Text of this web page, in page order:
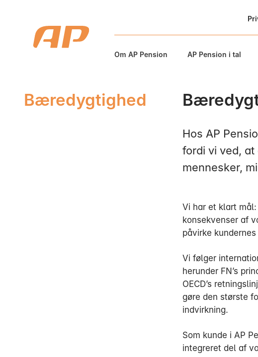
Om AP Pension AP Pension i tal
Bæredygtighed
Hos AP
fordi vi ved,
mennesker,
Vi har et klart
konsekvenser af
påvirke
Vi følger
herunder FN’s
OECD’s
gøre den største
indvirkning.
Som kunde i AP
integreret del af